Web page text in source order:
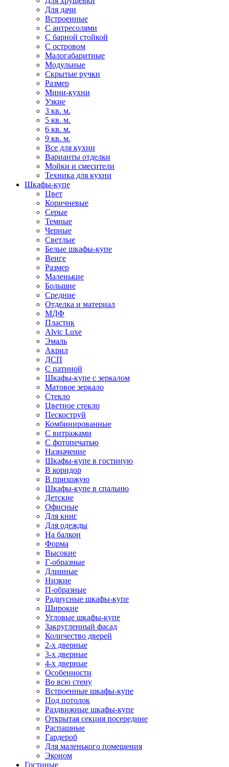
Для дачи
Встроенные
С антресолями
С барной стойкой
С островом
Малогабаритные
Модульные
Скрытые ручки
Размер
Мини-кухни
Узкие
3 кв. м.
5 кв. м.
6 кв. м.
9 кв. м.
Все для кухни
Варианты отделки
Мойки и смесители
Техника для кухни
Шкафы-купе
Цвет
Коричневые
Серые
Темные
Черные
Светлые
Белые шкафы-купе
Венге
Размер
Маленькие
Большие
Средние
Отделка и материал
МДФ
Пластик
Alvic Luxe
Эмаль
Акрил
ДСП
С патиной
Шкафы-купе с зеркалом
Матовое зеркало
Стекло
Цветное стекло
Пескоструй
Комбинированные
С витражами
С фотопечатью
Назначение
Шкафы-купе в гостиную
В коридор
В прихожую
Шкафы-купе в спальню
Детские
Офисные
Для книг
Для одежды
На балкон
Форма
Высокие
Г-образные
Длинные
Низкие
П-образные
Радиусные шкафы-купе
Широкие
Угловые шкафы-купе
Закругленный фасад
Количество дверей
2-х дверные
3-х дверные
4-х дверные
Особенности
Во всю стену
Встроенные шкафы-купе
Под потолок
Раздвижные шкафы-купе
Открытая секция посередине
Распашные
Гардероб
Для маленького помещения
Эконом
Гостиные